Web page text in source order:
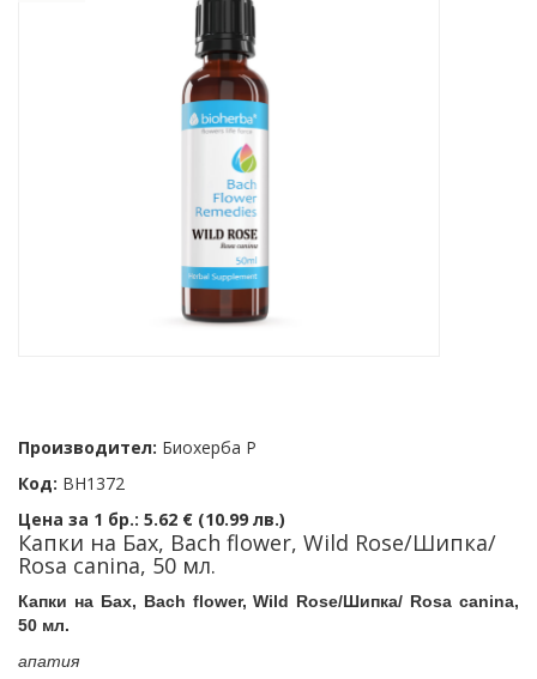
Производител: Биохерба Р
Код: BH1372
Цена за 1 бр.: 5.62 € (10.99 лв.)
Капки на Бах, Bach flower, Wild Rose/Шипка/
Rosa canina, 50 мл.
Капки на Бах, Bach flower, Wild Rose/Шипка/ Rosa canina,
50 мл.
апатия